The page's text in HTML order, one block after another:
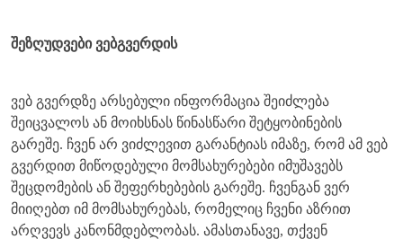
შეზღუდვები ვებგვერდის
ვებ გვერდზე არსებული ინფორმაცია შეიძლება
შეიცვალოს ან მოიხსნას წინასწარი შეტყობინების
გარეშე. ჩვენ არ ვიძლევით გარანტიას იმაზე, რომ ამ ვებ
გვერდით მიწოდებული მომსახურებები იმუშავებს
შეცდომების ან შეფერხებების გარეშე. ჩვენგან ვერ
მიიღებთ იმ მომსახურებას, რომელიც ჩვენი აზრით
არღვევს კანონმდებლობას. ამასთანავე, თქვენ